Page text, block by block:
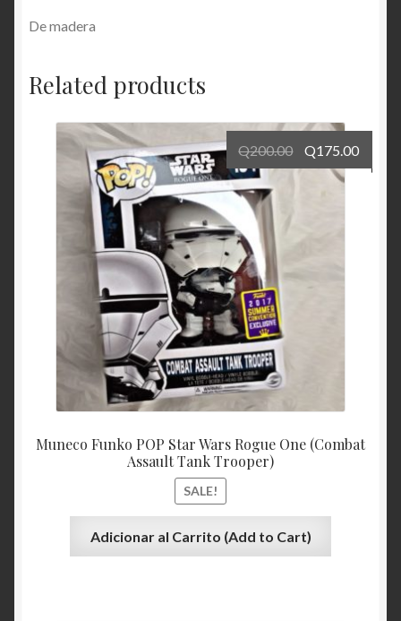
De madera
Related products
Muneco Funko POP Star Wars Rogue One (Combat
Assault Tank Trooper)
SALE!
Q200.00 Q175.00
Adicionar al Carrito (Add to Cart)